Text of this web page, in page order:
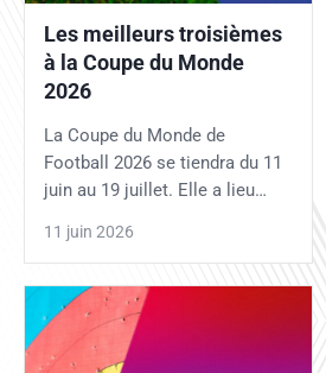
Les meilleurs troisièmes
à la Coupe du Monde
2026
La Coupe du Monde de
Football 2026 se tiendra du 11
juin au 19 juillet. Elle a lieu…
11 juin 2026